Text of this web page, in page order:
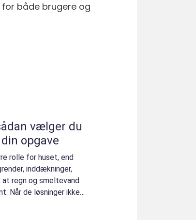
både brugere og
opgave
rolle for huset, end
inddækninger,
regn og smeltevand
Når de løsninger ikke